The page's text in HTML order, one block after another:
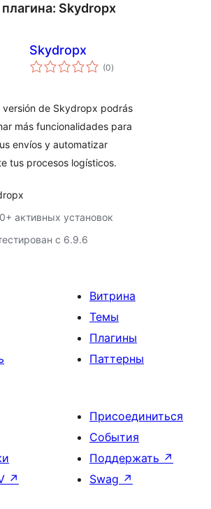
Skydropx
Skydropx
(0общий
рейтинг
)
versión de Skydropx podrás
más funcionalidades para
envíos y automatizar
tus procesos logísticos.
активных установок
с 6.9.6
Витрина
Темы
Плагины
Паттерны
↗
Присоединиться
События
Поддержать ↗
Swag ↗